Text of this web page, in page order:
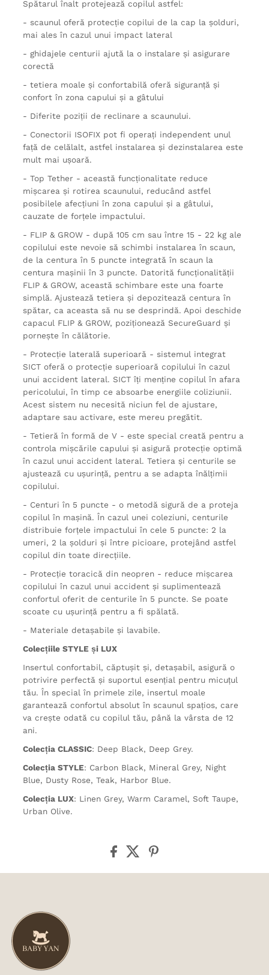
Spătarul înalt protejează copilul astfel:
- scaunul oferă protecție copilui de la cap la șolduri,
mai ales în cazul unui impact lateral
- ghidajele centurii ajută la o instalare și asigurare
corectă
- tetiera moale și confortabilă oferă siguranță și
confort în zona capului și a gâtului
- Diferite poziții de reclinare a scaunului.
- Conectorii ISOFIX pot fi operați independent unul
față de celălalt, astfel instalarea și dezinstalarea este
mult mai ușoară.
- Top Tether - această funcționalitate reduce
mișcarea și rotirea scaunului, reducând astfel
posibilele afecțiuni în zona capului și a gâtului,
cauzate de forțele impactului.
- FLIP & GROW - după 105 cm sau între 15 - 22 kg ale
copilului este nevoie să schimbi instalarea în scaun,
de la centura în 5 puncte integrată în scaun la
centura mașinii în 3 puncte. Datorită funcționalității
FLIP & GROW, această schimbare este una foarte
simplă. Ajustează tetiera și depozitează centura în
spătar, ca aceasta să nu se desprindă. Apoi deschide
capacul FLIP & GROW, poziționează SecureGuard și
pornește în călătorie.
- Protecție laterală superioară - sistemul integrat
SICT oferă o protecție superioară copilului în cazul
unui accident lateral. SICT îți menține copilul în afara
pericolului, în timp ce absoarbe energiile coliziunii.
Acest sistem nu necesită niciun fel de ajustare,
adaptare sau activare, este mereu pregătit.
- Tetieră în formă de V - este special creată pentru a
controla mișcările capului și asigură protecție optimă
în cazul unui accident lateral. Tetiera și centurile se
ajustează cu ușurință, pentru a se adapta înălțimii
copilului.
- Centuri în 5 puncte - o metodă sigură de a proteja
copilul în mașină. În cazul unei coleziuni, centurile
distribuie forțele impactului în cele 5 puncte: 2 la
umeri, 2 la șolduri și între picioare, protejând astfel
copilul din toate direcțiile.
- Protecție toracică din neopren - reduce mișcarea
copilului în cazul unui accident și suplimentează
confortul oferit de centurile în 5 puncte. Se poate
scoate cu ușurință pentru a fi spălată.
- Materiale detașabile și lavabile.
Colecțiile STYLE și LUX
Insertul confortabil, căptușit și, detașabil, asigură o
potrivire perfectă și suportul esențial pentru micuțul
tău. În special în primele zile, insertul moale
garantează confortul absolut în scaunul spațios, care
va crește odată cu copilul tău, până la vârsta de 12
ani.
Colecția CLASSIC: Deep Black, Deep Grey.
Colecția STYLE: Carbon Black, Mineral Grey, Night
Blue, Dusty Rose, Teak, Harbor Blue.
Colecția LUX: Linen Grey, Warm Caramel, Soft Taupe,
Urban Olive.